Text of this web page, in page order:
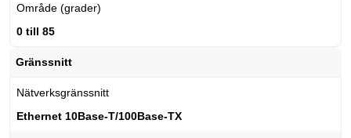
Område (grader)
0 till 85
Gränssnitt
Nätverksgränssnitt
Ethernet 10Base-T/100Base-TX